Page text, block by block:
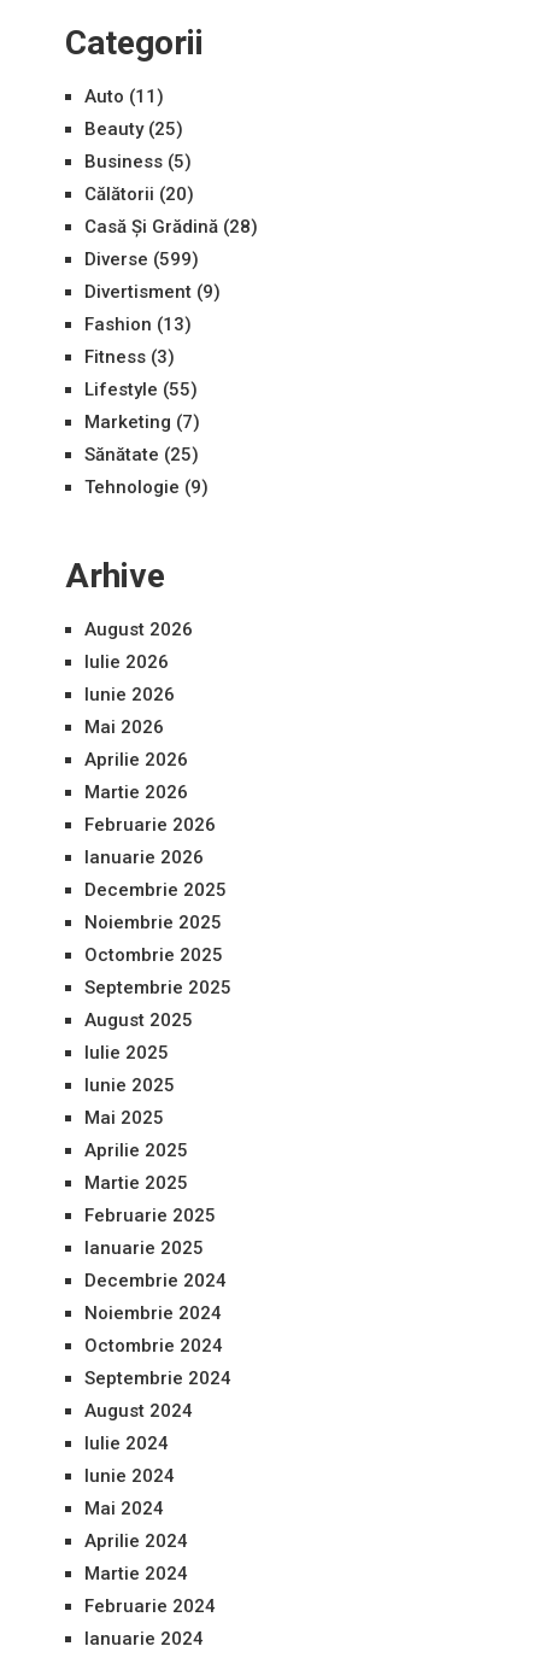
Categorii
Auto (11)
Beauty(25)
Business(5)
Călătorii (20)
Casă Și Grădină(28)
Diverse (599)
Divertisment(9)
Fashion (13)
Fitness(3)
Lifestyle (55)
Marketing (7)
Sănătate (25)
Tehnologie (9)
Arhive
August 2026
Iulie 2026
Iunie 2026
Mai 2026
Aprilie 2026
Martie 2026
Februarie 2026
Ianuarie 2026
Decembrie 2025
Noiembrie 2025
Octombrie 2025
Septembrie 2025
August 2025
Iulie 2025
Iunie 2025
Mai 2025
Aprilie 2025
Martie 2025
Februarie 2025
Ianuarie 2025
Decembrie 2024
Noiembrie 2024
Octombrie 2024
Septembrie 2024
August 2024
Iulie 2024
Iunie 2024
Mai 2024
Aprilie 2024
Martie 2024
Februarie 2024
Ianuarie 2024